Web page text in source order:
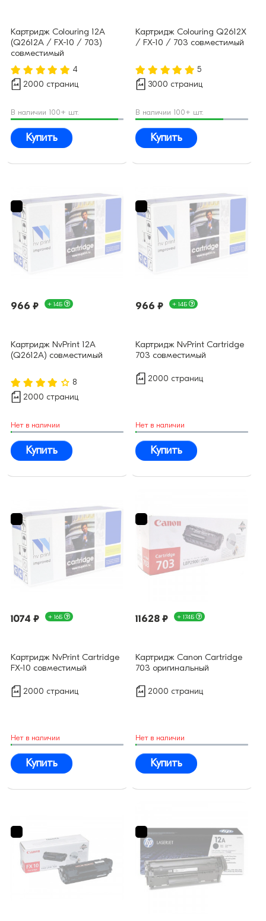
Картридж Colouring 12A
(Q2612A / FX-10 / 703)
совместимый
4
2000 страниц
В наличии 100+ шт.
Купить
Картридж Colouring Q2612X
/ FX-10 / 703 совместимый
5
3000 страниц
В наличии 100+ шт.
Купить
966 ₽ + 14Б
Картридж NvPrint 12A
(Q2612A) совместимый
8
2000 страниц
Нет в наличии
Купить
966 ₽ + 14Б
Картридж NvPrint Cartridge
703 совместимый
2000 страниц
Нет в наличии
Купить
1074 ₽ + 16Б
Картридж NvPrint Cartridge
FX-10 совместимый
2000 страниц
Нет в наличии
Купить
11628 ₽ + 174Б
Картридж Canon Cartridge
703 оригинальный
2000 страниц
Нет в наличии
Купить